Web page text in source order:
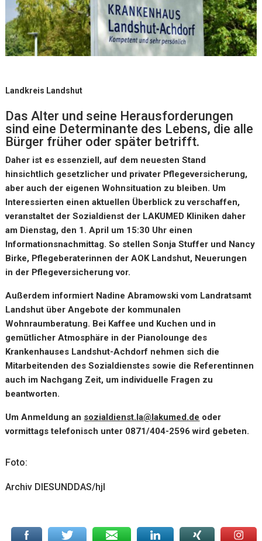
Landkreis Landshut
Das Alter und seine Herausforderungen
sind eine Determinante des Lebens, die alle
Bürger früher oder später betrifft.
Daher ist es essenziell, auf dem neuesten Stand
hinsichtlich gesetzlicher und privater Pflegeversicherung,
aber auch der eigenen Wohnsituation zu bleiben. Um
Interessierten einen aktuellen Überblick zu verschaffen,
veranstaltet der Sozialdienst der LAKUMED Kliniken daher
am Dienstag, den 1. April um 15:30 Uhr einen
Informationsnachmittag. So stellen Sonja Stuffer und Nancy
Birke, Pflegeberaterinnen der AOK Landshut, Neuerungen
in der Pflegeversicherung vor.
Außerdem informiert Nadine Abramowski vom Landratsamt
Landshut über Angebote der kommunalen
Wohnraumberatung. Bei Kaffee und Kuchen und in
gemütlicher Atmosphäre in der Pianolounge des
Krankenhauses Landshut-Achdorf nehmen sich die
Mitarbeitenden des Sozialdienstes sowie die Referentinnen
auch im Nachgang Zeit, um individuelle Fragen zu
beantworten.
Um Anmeldung an sozialdienst.la@lakumed.de oder
vormittags telefonisch unter 0871/404-2596 wird gebeten.
Foto:
Archiv DIESUNDDAS/hjl